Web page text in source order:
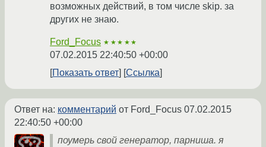
возможных действий, в том числе skip. за
других не знаю.
Ford_Focus ★★★★★
07.02.2015 22:40:50 +00:00
Показать ответ
Ссылка
Ответ на: комментарий от Ford_Focus 07.02.2015
22:40:50 +00:00
поумерь свой генератор, парниша. я